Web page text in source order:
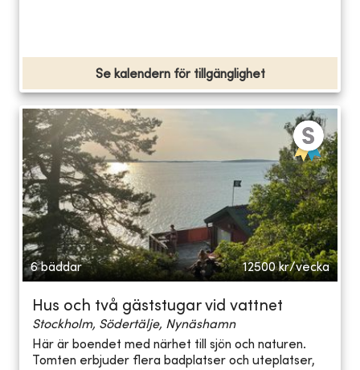
Se kalendern för tillgänglighet
6 bäddar 12500 kr/vecka
Hus och två gäststugar vid vattnet
Stockholm, Södertälje, Nynäshamn
Här är boendet med närhet till sjön och naturen.
Tomten erbjuder flera badplatser och uteplatser,